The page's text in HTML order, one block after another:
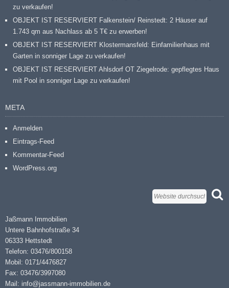
zu verkaufen!
OBJEKT IST RESERVIERT Falkenstein/ Reinstedt: 2 Häuser auf
1.743 qm aus Nachlass ab 5 T€ zu erwerben!
OBJEKT IST RESERVIERT Klostermansfeld: Einfamilienhaus mit
Garten in sonniger Lage zu verkaufen!
OBJEKT IST RESERVIERT Ahlsdorf OT Ziegelrode: gepflegtes Haus
mit Pool in sonniger Lage zu verkaufen!
META
Anmelden
Eintrags-Feed
Kommentar-Feed
WordPress.org
Jaßmann Immobilien
Untere Bahnhofstraße 34
06333 Hettstedt
Telefon: 03476/800158
Mobil: 0171/4476827
Fax: 03476/3997080
Mail: info@jassmann-immobilien.de